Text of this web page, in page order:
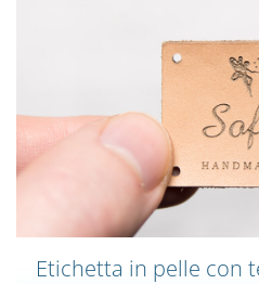
Etichetta in pelle con